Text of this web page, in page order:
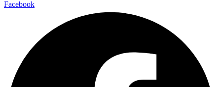
Facebook